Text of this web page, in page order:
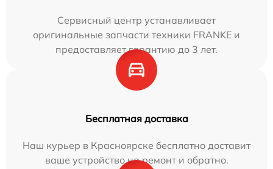
Сервисный центр устанавливает
оригинальные запчасти техники FRANKE и
предоставляет гарантию до 3 лет.
Бесплатная доставка
Наш курьер в Красноярске бесплатно доставит
ваше устройство на ремонт и обратно.